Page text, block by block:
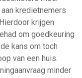
kredietnemers
krijgen
om goedkeuring
kans om toch
van een huis.
minder